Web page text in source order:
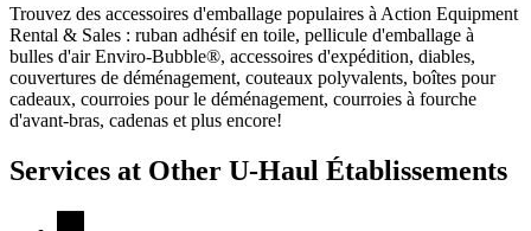
Trouvez des accessoires d'emballage populaires à Action Equipment
Rental & Sales : ruban adhésif en toile, pellicule d'emballage à
bulles d'air Enviro-Bubble®, accessoires d'expédition, diables,
couvertures de déménagement, couteaux polyvalents, boîtes pour
cadeaux, courroies pour le déménagement, courroies à fourche
d'avant-bras, cadenas et plus encore!
Services at Other U-Haul Établissements